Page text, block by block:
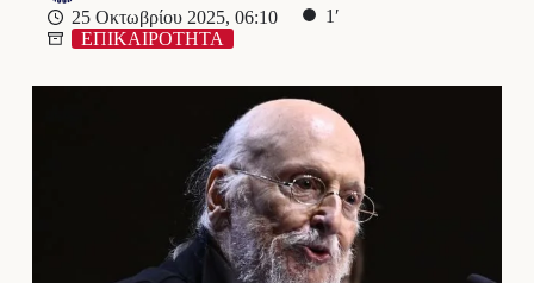
25 Οκτωβρίου 2025, 06:10
1′
ΕΠΙΚΑΙΡΟΤΗΤΑ